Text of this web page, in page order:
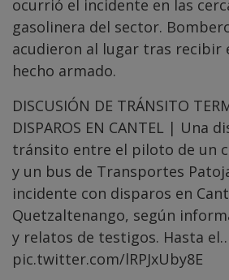
ocurrió el incidente en las
gasolinera del sector.
acudieron al lugar tras recibir
hecho armado.
DISCUSIÓN DE TRÁNSITO
DISPAROS EN CANTEL | Una
tránsito entre el piloto de un
y un bus de Transportes
incidente con disparos en
Quetzaltenango, según
y relatos de testigos. Hasta
pic.twitter.com/lRPJxUby8E